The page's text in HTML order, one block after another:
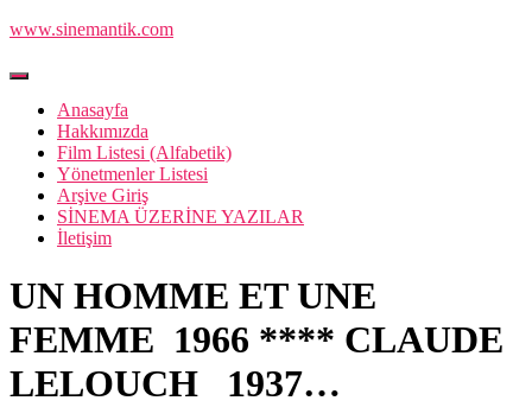
www.sinemantik.com
Menüyü
aç/kapaAnasayfa
Hakkımızda
Film Listesi (Alfabetik)
Yönetmenler Listesi
Arşive Giriş
SİNEMA ÜZERİNE YAZILAR
İletişim
UN HOMME ET UNE
FEMME 1966 **** CLAUDE
LELOUCH 1937…